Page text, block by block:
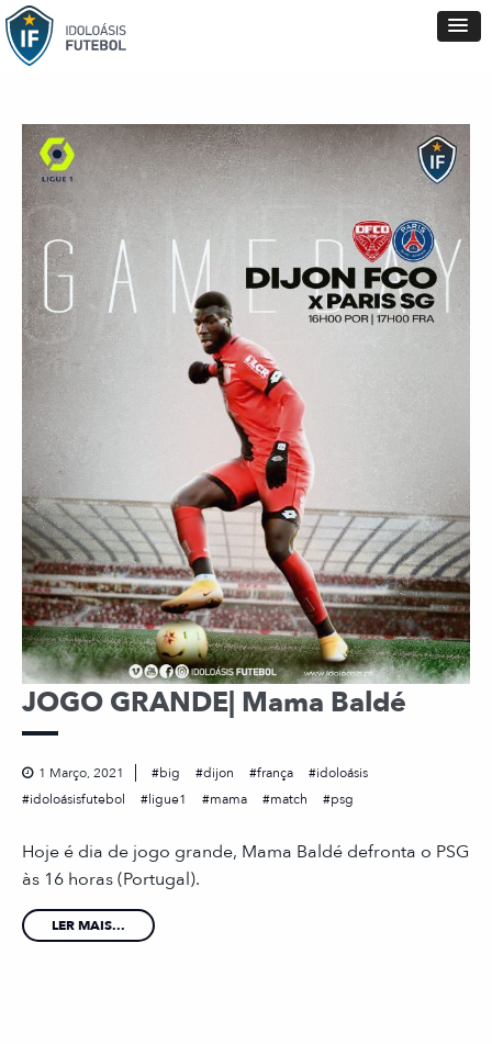
JOGO GRANDE| Mama Baldé
1 Março, 2021 big dijon frança
idoloásis
idoloásisfutebol
ligue1 mama match psg
Hoje é dia de jogo grande, Mama Baldé defronta o PSG
às 16 horas (Portugal).
LER MAIS...